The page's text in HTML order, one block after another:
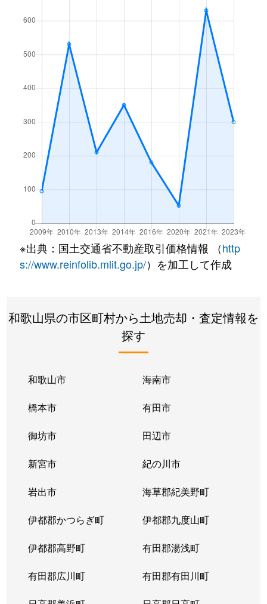
※出典：国土交通省不動産取引価格情報 （http
s://www.reinfolib.mlit.go.jp/）を加工して作成
和歌山県の市区町村から土地売却・査定情報を
探す
和歌山市 海南市
橋本市 有田市
御坊市 田辺市
新宮市 紀の川市
岩出市 海草郡紀美野町
伊都郡かつらぎ町 伊都郡九度山町
伊都郡高野町 有田郡湯浅町
有田郡広川町 有田郡有田川町